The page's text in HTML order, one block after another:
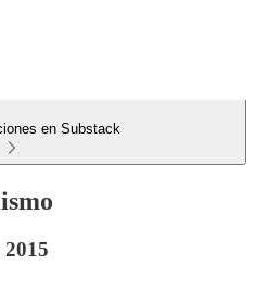
en Substack